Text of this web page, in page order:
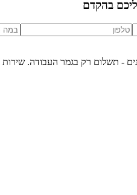
בהקדם
- תשלום רק בגמר העבודה. שירות